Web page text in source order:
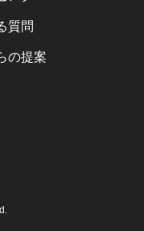
質問
の提案